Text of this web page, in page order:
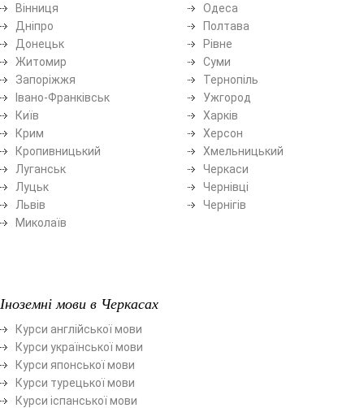
Вінниця
Дніпро
Донецьк
Житомир
Запоріжжя
Івано-Франківськ
Київ
Крим
Кропивницький
Луганськ
Луцьк
Львів
Миколаїв
Одеса
Полтава
Рівне
Суми
Тернопіль
Ужгород
Харків
Херсон
Хмельницький
Черкаси
Чернівці
Чернігів
Іноземні мови в Черкасах
Курси англійської мови
Курси української мови
Курси японської мови
Курси турецької мови
Курси іспанської мови